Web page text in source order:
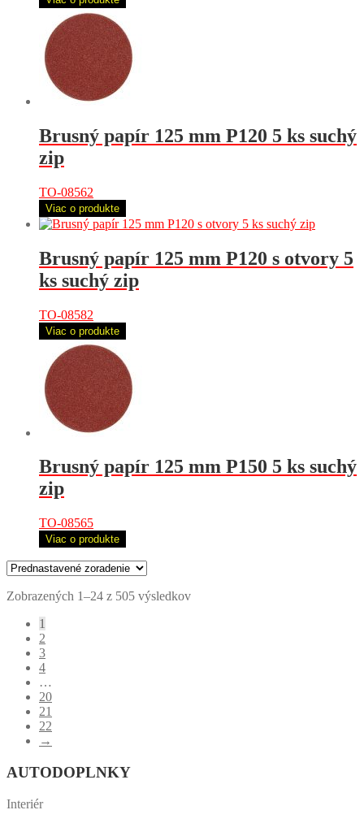
Brusný papír 125 mm P120 5 ks suchý
zip
TO-08562
Viac o produkte
Brusný papír 125 mm P120 s otvory 5
ks suchý zip
TO-08582
Viac o produkte
Brusný papír 125 mm P150 5 ks suchý
zip
TO-08565
Viac o produkte
Zobrazených 1–24 z 505 výsledkov
1
2
3
4
…
20
21
22
→
AUTODOPLNKY
Interiér